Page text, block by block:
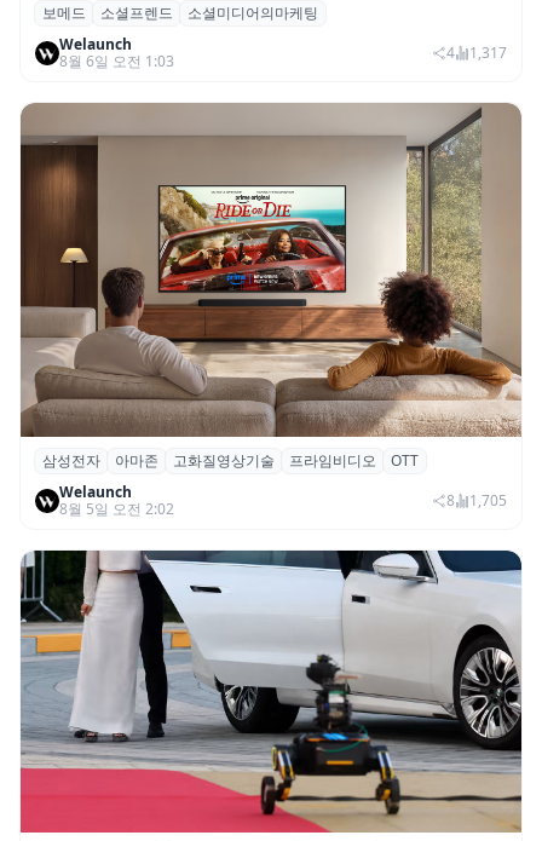
보메드 ‘소셜프렌드’, 유튜브·인스타 등 6개
SNS 마케팅 통합 지원
보메드 소셜프렌드
소셜미디어의마케팅
Welaunch
8월 6일 오전 1:03
4 1,317
삼성전자·아마존, 프라임 비디오에 ‘HDR10+
어드밴스드’ 적용
삼성전자 아마존 고화질영상기술 프라임비디오
OTT
Welaunch
8월 5일 오전 2:02
8 1,705